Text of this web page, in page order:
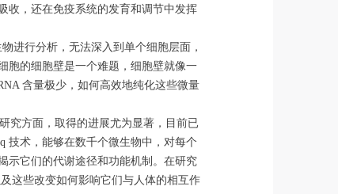
收，还在免疫系统的发育和调节中发挥
进行分析，无法深入到单个细胞层面，
胞的细胞壁是一个难题，细胞壁就像一
含量极少，如何高效地纯化这些微量
究方面，取得的进展尤为显著，目前已
技术，能够在数千个微生物中，对每个
示它们的代谢途径和功能机制。在研究
这些改变如何影响它们与人体的相互作